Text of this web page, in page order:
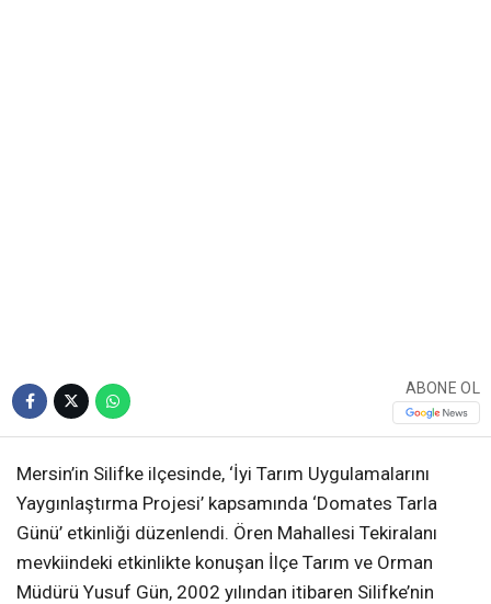
ABONE OL
Mersin’in Silifke ilçesinde, ‘İyi Tarım Uygulamalarını
Yaygınlaştırma Projesi’ kapsamında ‘Domates Tarla
Günü’ etkinliği düzenlendi. Ören Mahallesi Tekiralanı
mevkiindeki etkinlikte konuşan İlçe Tarım ve Orman
Müdürü Yusuf Gün, 2002 yılından itibaren Silifke’nin